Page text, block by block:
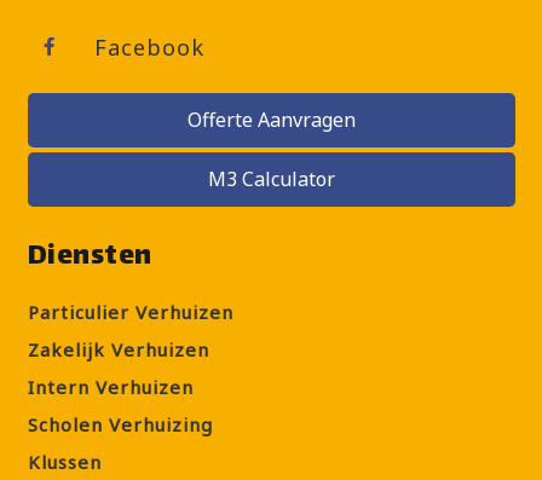
Facebook
Offerte Aanvragen
M3 Calculator
Diensten
Particulier Verhuizen
Zakelijk Verhuizen
Intern Verhuizen
Scholen Verhuizing
Klussen